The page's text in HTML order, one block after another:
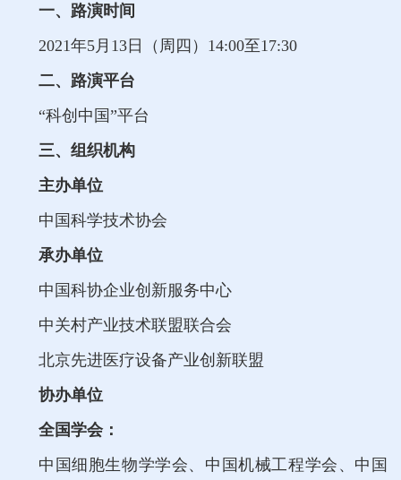
一、路演时间
2021年5月13日（周四）14:00至17:30
二、路演平台
“科创中国”平台
三、组织机构
主办单位
中国科学技术协会
承办单位
中国科协企业创新服务中心
中关村产业技术联盟联合会
北京先进医疗设备产业创新联盟
协办单位
全国学会：
中国细胞生物学学会、中国机械工程学会、中国